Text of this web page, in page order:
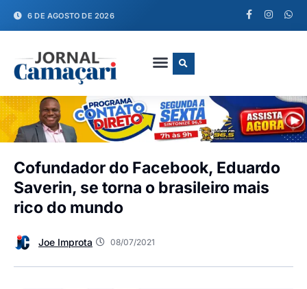
6 DE AGOSTO DE 2026
Cofundador do Facebook, Eduardo
Saverin, se torna o brasileiro mais
rico do mundo
Joe Improta 08/07/2021